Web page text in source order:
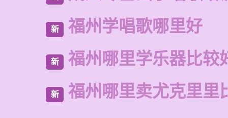
新 福州学唱歌哪里好
新 福州哪里学乐器比较
新 福州哪里卖尤克里里